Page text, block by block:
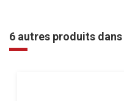
6 autres produits